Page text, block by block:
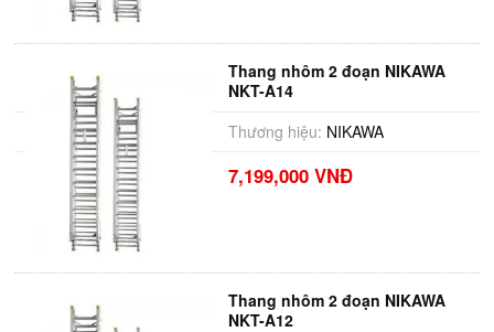
Thang nhôm 2 đoạn NIKAWA
NKT-A14
Thương hiệu: NIKAWA
7,199,000 VNĐ
Thang nhôm 2 đoạn NIKAWA
NKT-A12